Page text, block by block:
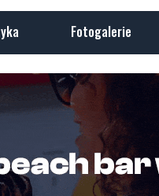
Fotogalerie